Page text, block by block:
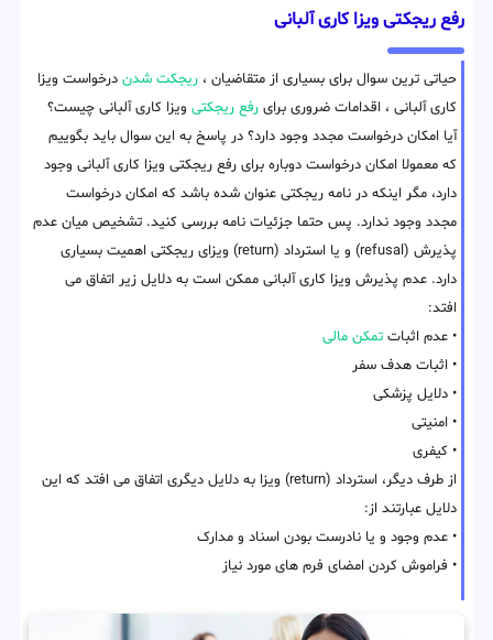
رفع ریجکتی ویزا کاری آلبانی
حیاتی ترین سوال برای بسیاری از متقاضیان ، ریجکت شدن درخواست ویزا
کاری آلبانی ، اقدامات ضروری برای رفع ریجکتی ویزا کاری آلبانی چیست؟
آیا امکان درخواست مجدد وجود دارد؟ در پاسخ به این سوال باید بگوییم
که معمولا امکان درخواست دوباره برای رفع ریجکتی ویزا کاری آلبانی وجود
دارد، مگر اینکه در نامه ریجکتی عنوان شده باشد که امکان درخواست
مجدد وجود ندارد. پس حتما جزئیات نامه بررسی کنید. تشخیص میان عدم
پذیرش (refusal) و یا استرداد (return) ویزای ریجکتی اهمیت بسیاری
دارد. عدم پذیرش ویزا کاری آلبانی ممکن است به دلایل زیر اتفاق می
افتد:
• عدم اثبات تمکن مالی
• اثبات هدف سفر
• دلایل پزشکی
• امنیتی
• کیفری
از طرف دیگر، استرداد (return) ویزا به دلایل دیگری اتفاق می افتد که این
دلایل عبارتند از:
• عدم وجود و یا نادرست بودن اسناد و مدارک
• فراموش کردن امضای فرم های مورد نیاز